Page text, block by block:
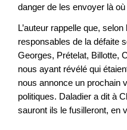
danger de les envoyer là
L’auteur rappelle que,
responsables de la défaite
Georges, Prételat, Billotte,
nous ayant révélé qui
nous annonce un prochain
politiques. Daladier a dit à
sauront ils le fusilleront, en